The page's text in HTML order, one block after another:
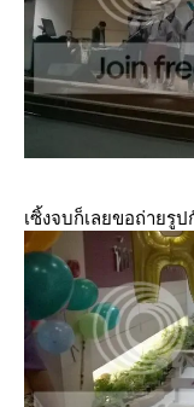
เซิ้งจบก็เลยขอถ่ายรู